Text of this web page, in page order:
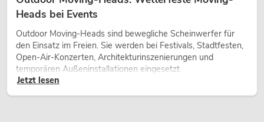
Heads bei Events
Outdoor Moving-Heads sind bewegliche Scheinwerfer für
den Einsatz im Freien. Sie werden bei Festivals, Stadtfesten,
Open-Air-Konzerten, Architekturinszenierungen und
temporären Außeninstallationen eingesetzt.
Jetzt lesen